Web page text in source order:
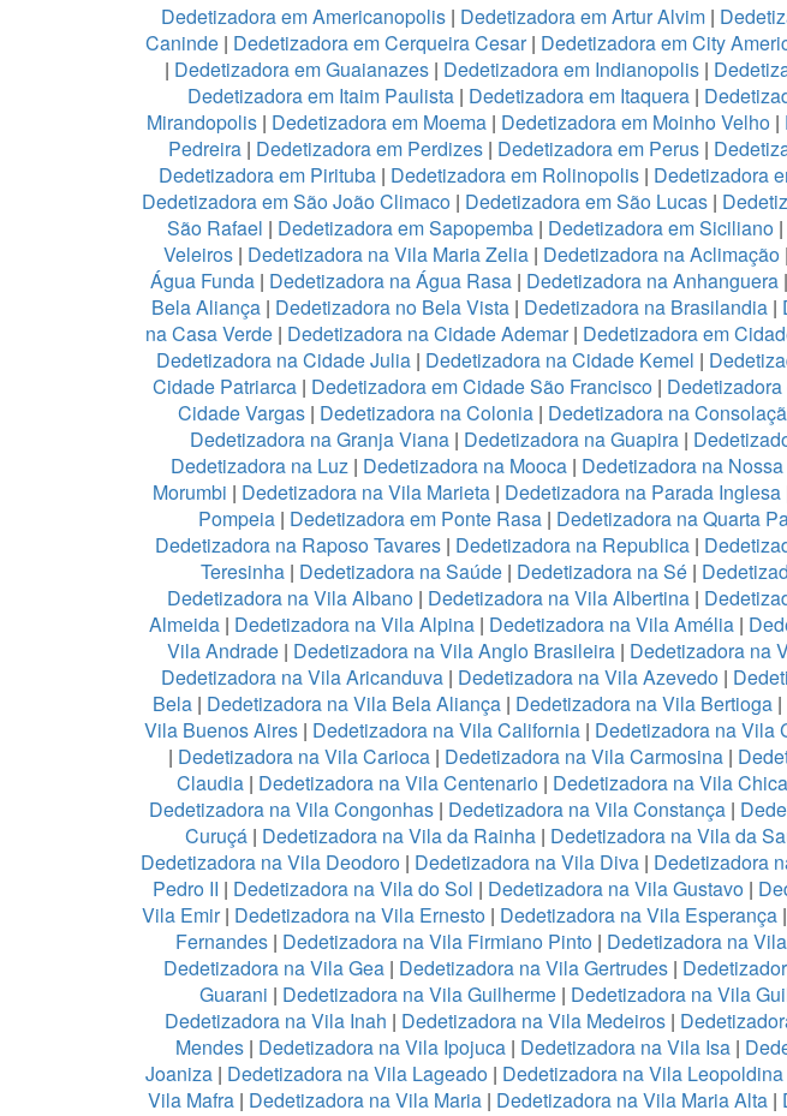
Dedetizadora em Americanopolis | Dedetizadora em Artur Alvim |
Caninde| Dedetizadora em Cerqueira Cesar| Dedetizadora em City
| Dedetizadora em Guaianazes | Dedetizadora em Indianopolis |
Dedetizadora em Itaim Paulista | Dedetizadora em Itaquera |
Mirandopolis | Dedetizadora em Moema | Dedetizadora em Moinho Velho |
Pedreira | Dedetizadora em Perdizes | Dedetizadora em Perus |
Dedetizadora em Pirituba| Dedetizadora em Rolinopolis| Dedetizadora
Dedetizadora em São João Climaco| Dedetizadora em São Lucas|
São Rafael | Dedetizadora em Sapopemba | Dedetizadora em Siciliano |
Veleiros| Dedetizadora na Vila Maria Zelia| Dedetizadora na Aclimação|
Água Funda | Dedetizadora na Água Rasa | Dedetizadora na Anhanguera |
Bela Aliança | Dedetizadora no Bela Vista| Dedetizadora na Brasilandia|
na Casa Verde| Dedetizadora na Cidade Ademar| Dedetizadora em
Dedetizadora na Cidade Julia | Dedetizadora na Cidade Kemel |
Cidade Patriarca| Dedetizadora em Cidade São Francisco |
Cidade Vargas | Dedetizadora na Colonia | Dedetizadora na
Dedetizadora na Granja Viana | Dedetizadora na Guapira |
Dedetizadora na Luz | Dedetizadora na Mooca | Dedetizadora na
Morumbi | Dedetizadora na Vila Marieta | Dedetizadora na Parada Inglesa
Pompeia | Dedetizadora em Ponte Rasa | Dedetizadora na Quarta
Dedetizadora na Raposo Tavares| Dedetizadora na Republica|
Teresinha| Dedetizadora na Saúde| Dedetizadora na Sé|
Dedetizadora na Vila Albano | Dedetizadora na Vila Albertina |
Almeida | Dedetizadora na Vila Alpina | Dedetizadora na Vila Amélia |
Vila Andrade | Dedetizadora na Vila Anglo Brasileira | Dedetizadora na
Dedetizadora na Vila Aricanduva | Dedetizadora na Vila Azevedo |
Bela| Dedetizadora na Vila Bela Aliança| Dedetizadora na Vila Bertioga|
Vila Buenos Aires | Dedetizadora na Vila California | Dedetizadora na Vila
| Dedetizadora na Vila Carioca| Dedetizadora na Vila Carmosina|
Claudia| Dedetizadora na Vila Centenario| Dedetizadora na Vila
Dedetizadora na Vila Congonhas| Dedetizadora na Vila Constança|
Curuçá | Dedetizadora na Vila da Rainha | Dedetizadora na Vila da
Dedetizadora na Vila Deodoro | Dedetizadora na Vila Diva | Dedetizadora
Pedro II | Dedetizadora na Vila do Sol | Dedetizadora na Vila Gustavo |
Vila Emir| Dedetizadora na Vila Ernesto| Dedetizadora na Vila Esperança|
Fernandes | Dedetizadora na Vila Firmiano Pinto | Dedetizadora na
Dedetizadora na Vila Gea | Dedetizadora na Vila Gertrudes |
Guarani | Dedetizadora na Vila Guilherme| Dedetizadora na Vila
Dedetizadora na Vila Inah | Dedetizadora na Vila Medeiros |
Mendes | Dedetizadora na Vila Ipojuca | Dedetizadora na Vila Isa |
Joaniza| Dedetizadora na Vila Lageado| Dedetizadora na Vila Leopoldina
Vila Mafra | Dedetizadora na Vila Maria| Dedetizadora na Vila Maria Alta|